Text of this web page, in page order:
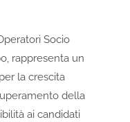
Socio
rappresenta un
la crescita
della
ai candidati